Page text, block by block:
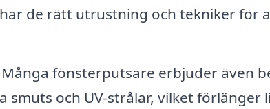
de rätt utrustning och tekniker för
Många fönsterputsare erbjuder även
smuts och UV-strålar, vilket förlänger